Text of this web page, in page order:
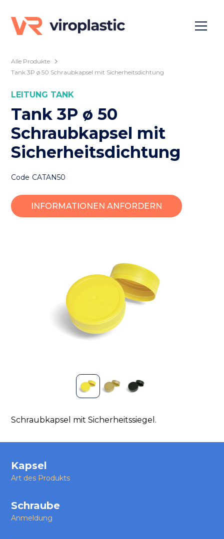
Alle Produkte
Tank 3P ø 50 Schraubkapsel mit Sicherheitsdichtung
LEITUNG TANK
Tank 3P ø 50
Schraubkapsel mit
Sicherheitsdichtung
Code CATAN50
INFORMATIONEN ANFORDERN
Schraubkapsel mit Sicherheitssiegel.
Kapsel
Art des Produkts
Schraube
Anmeldung